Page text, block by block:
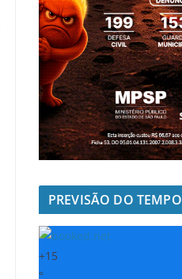
PREVISÃO DO TEMPO
+15
°